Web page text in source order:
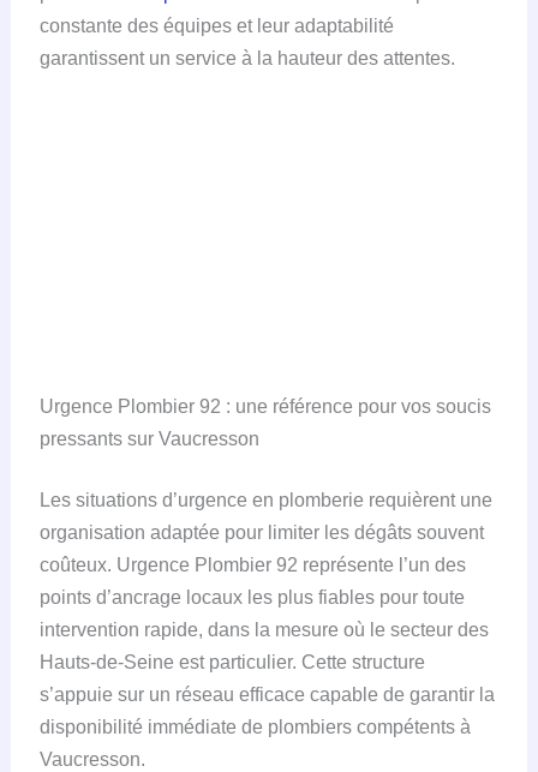
constante des équipes et leur adaptabilité
garantissent un service à la hauteur des attentes.
Urgence Plombier 92 : une référence pour vos soucis
pressants sur Vaucresson
Les situations d’urgence en plomberie requièrent une
organisation adaptée pour limiter les dégâts souvent
coûteux. Urgence Plombier 92 représente l’un des
points d’ancrage locaux les plus fiables pour toute
intervention rapide, dans la mesure où le secteur des
Hauts-de-Seine est particulier. Cette structure
s’appuie sur un réseau efficace capable de garantir la
disponibilité immédiate de plombiers compétents à
Vaucresson.